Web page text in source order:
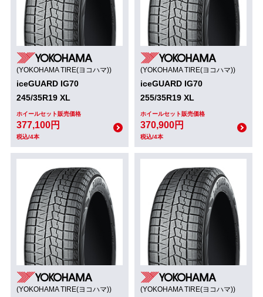
(YOKOHAMA TIRE(ヨコハマ))
iceGUARD IG70
245/35R19 XL
ホイールセット販売価格
377,100円
税込/4本
(YOKOHAMA TIRE(ヨコハマ))
iceGUARD IG70
255/35R19 XL
ホイールセット販売価格
370,900円
税込/4本
(YOKOHAMA TIRE(ヨコハマ)) (YOKOHAMA TIRE(ヨコハマ))